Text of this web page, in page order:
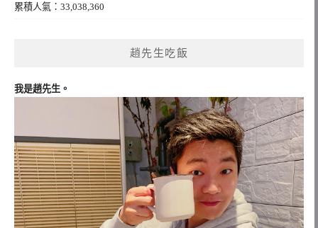
累積人氣：33,038,360
趙先生吃飯
我是趙先生。